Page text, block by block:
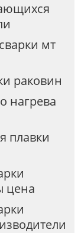
мт
раковин
нагрева
плавки
цена